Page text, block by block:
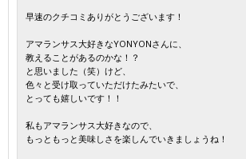
早速のクチコミありがとうございます！
アマランサス大好きなYONYONさんに、
教えることがあるのかな！？
と思いました（笑）けど、
色々と受け取っていただけたみたいで、
とっても嬉しいです！！
私もアマランサス大好きなので、
もっともっと美味しさを楽しんでいきましょうね！